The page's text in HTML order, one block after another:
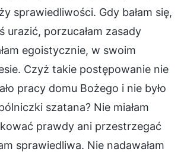
sprawiedliwości. Gdy bałam się,
urazić, porzucałam zasady
egoistycznie, w swoim
Czyż takie postępowanie nie
pracy domu Bożego i nie było
szatana? Nie miałam
prawdy ani przestrzegać
sprawiedliwa. Nie nadawałam